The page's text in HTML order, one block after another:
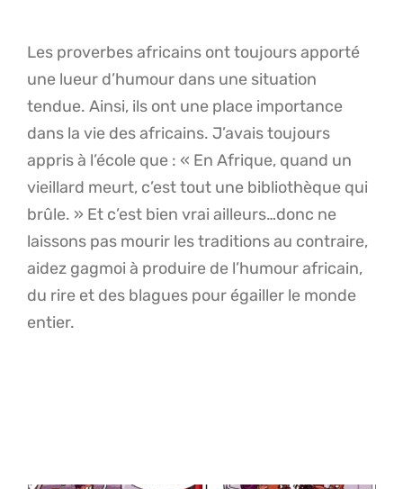
Les proverbes africains ont toujours apporté
une lueur d’humour dans une situation
tendue. Ainsi, ils ont une place importance
dans la vie des africains. J’avais toujours
appris à l’école que : « En Afrique, quand un
vieillard meurt, c’est tout une bibliothèque qui
brûle. » Et c’est bien vrai ailleurs…donc ne
laissons pas mourir les traditions au contraire,
aidez gagmoi à produire de l’humour africain,
du rire et des blagues pour égailler le monde
entier.